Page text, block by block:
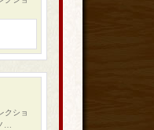
クショ
…